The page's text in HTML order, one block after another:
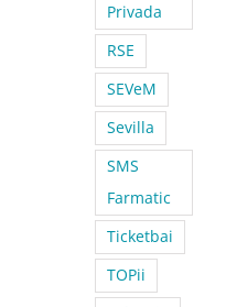
Privada
RSE
SEVeM
Sevilla
SMS
Farmatic
Ticketbai
TOPii